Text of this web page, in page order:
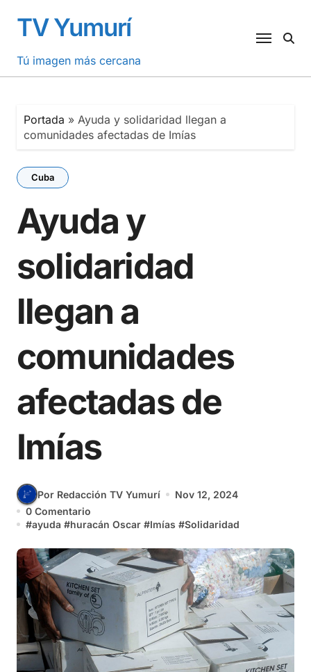
contenido
TV Yumurí
Tú imagen más cercana
Portada » Ayuda y solidaridad llegan a
comunidades afectadas de Imías
Cuba
Ayuda y
solidaridad
llegan a
comunidades
afectadas de
Imías
Por Redacción TV Yumurí
Nov 12, 2024
0 Comentario
#ayuda #huracán Oscar #Imías #Solidaridad